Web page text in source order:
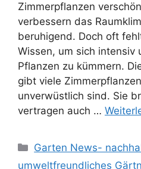
Zimmerpflanzen
verbessern das
beruhigend. Doch oft
Wissen, um sich intensiv
Pflanzen zu kümmern.
gibt viele
unverwüstlich sind. Sie
vertragen auch …
Kategorien
Garten News-
umweltfreundliches